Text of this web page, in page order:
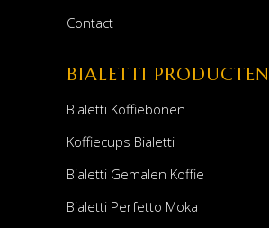
Contact
BIALETTI PRODUCTEN
Bialetti Koffiebonen
Koffiecups Bialetti
Bialetti Gemalen Koffie
Bialetti Perfetto Moka